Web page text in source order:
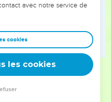
a donné à tous une preuve
résurrection des morts, les
: « Nous t'entendrons
à lui et crurent.
avec notre service de
cookies
les cookies